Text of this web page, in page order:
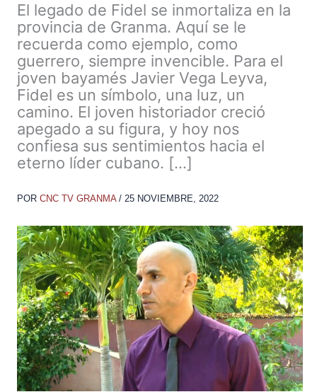
El legado de Fidel se inmortaliza en la
provincia de Granma. Aquí se le
recuerda como ejemplo, como
guerrero, siempre invencible. Para el
joven bayamés Javier Vega Leyva,
Fidel es un símbolo, una luz, un
camino. El joven historiador creció
apegado a su figura, y hoy nos
confiesa sus sentimientos hacia el
eterno líder cubano. […]
POR CNC TV GRANMA / 25 NOVIEMBRE, 2022